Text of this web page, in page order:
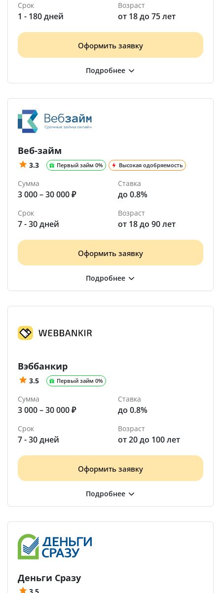
Срок
1 - 180 дней
Возраст
от 18 до 75 лет
Оформить заявку
Веб-займ
3.3 Первый займ 0% Высокая одобряемость
Сумма
3 000 – 30 000 ₽
Ставка
до 0.8%
Срок
7 - 30 дней
Возраст
от 18 до 90 лет
Оформить заявку
Вэббанкир
3.5 Первый займ 0%
Сумма
3 000 – 30 000 ₽
Ставка
до 0.8%
Срок
7 - 30 дней
Возраст
от 20 до 100 лет
Оформить заявку
Деньги Сразу